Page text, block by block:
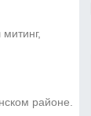
районе.